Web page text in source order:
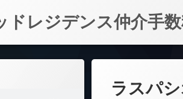
ドレジデンス仲介手
ラスパ